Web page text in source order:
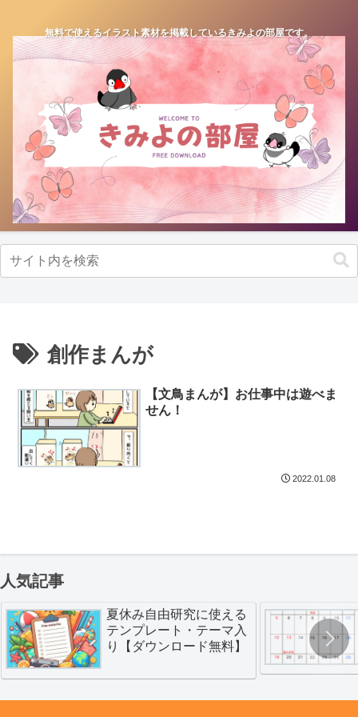
無料で使えるイラスト素材を掲載しているきみよの部屋です。
創作まんが
【文鳥まんが】お仕事中は遊べま
せん！
2022.01.08
人気記事
夏休み自由研究に使える
テンプレート・テーマ入
り【ダウンロード無料】